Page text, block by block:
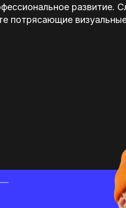
развитие.
потрясающие